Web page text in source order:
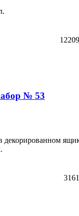
№ 53
декорированном